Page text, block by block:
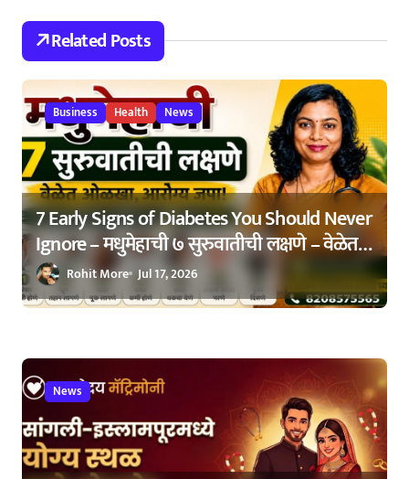
t
i
o
n
Related Posts
Business Health News
7 Early Signs of Diabetes You Should Never
Ignore – मधुमेहाची ७ सुरुवातीची लक्षणे – वेळेत
ओळखा, आरोग्य जपा
Rohit More Jul 17, 2026
News